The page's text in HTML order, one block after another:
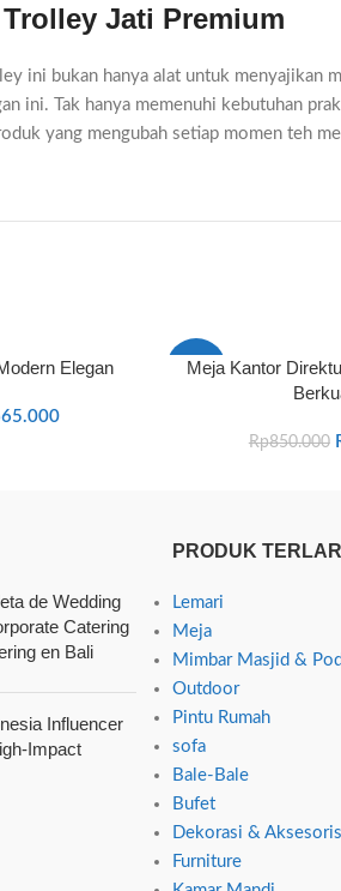
Jati Premium
ini bukan hanya alat untuk menyajikan
ini. Tak hanya memenuhi kebutuhan
yang mengubah setiap momen teh
Elegan -6%
Meja Kantor
Rp850.000
de Wedding
Catering
en Bali
Influencer
Impact
PRODUK
Lemari
Meja
Mimbar Masjid &
Outdoor
Pintu Rumah
sofa
Bale-Bale
Bufet
Dekorasi & Aksesoris
Furniture